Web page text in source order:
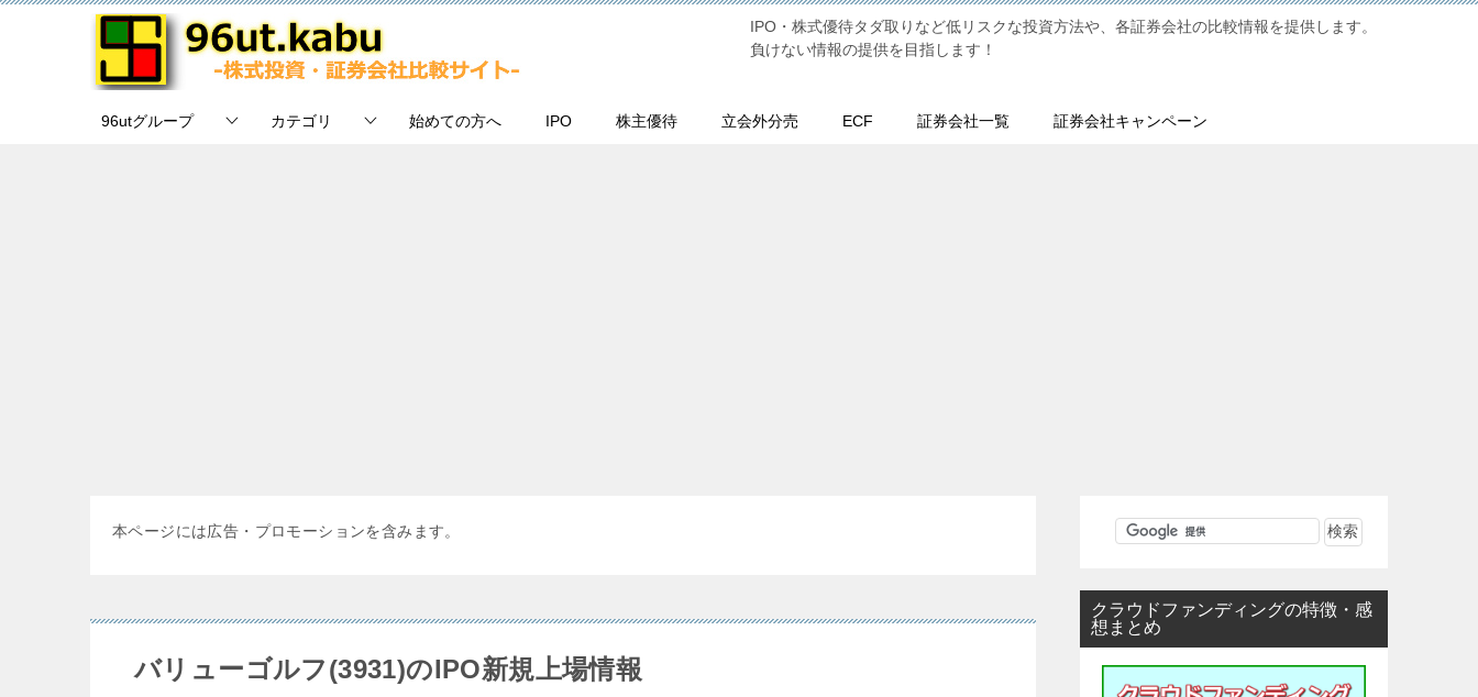
IPO・株式優待タダ取りなど低リスクな投資方法や、各証券会社の比較情報を提供します。
負けない情報の提供を目指します！
96utグループ カテゴリ 始めての方へ IPO 株主優待 立会外分売 ECF 証券会社一覧 証券会社キャンペーン
本ページには広告・プロモーションを含みます。
バリューゴルフ(3931)のIPO新規上場情報
クラウドファンディングの特徴・感
想まとめ